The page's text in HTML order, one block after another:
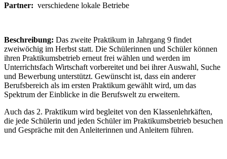
Partner: verschiedene lokale Betriebe
Beschreibung: Das zweite Praktikum in Jahrgang 9 findet
zweiwöchig im Herbst statt. Die Schülerinnen und Schüler können
ihren Praktikumsbetrieb erneut frei wählen und werden im
Unterrichtsfach Wirtschaft vorbereitet und bei ihrer Auswahl, Suche
und Bewerbung unterstützt. Gewünscht ist, dass ein anderer
Berufsbereich als im ersten Praktikum gewählt wird, um das
Spektrum der Einblicke in die Berufswelt zu erweitern.
Auch das 2. Praktikum wird begleitet von den Klassenlehrkäften,
die jede Schülerin und jeden Schüler im Praktikumsbetrieb besuchen
und Gespräche mit den Anleiterinnen und Anleitern führen.